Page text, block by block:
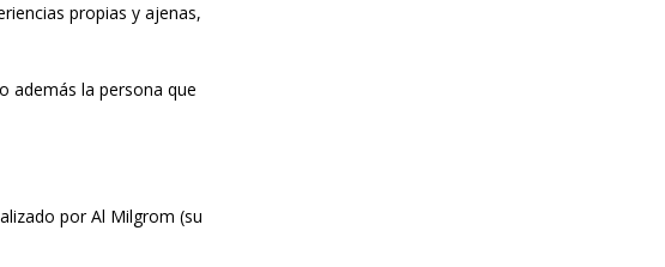
propias y ajenas,
además la persona que
por Al Milgrom (su